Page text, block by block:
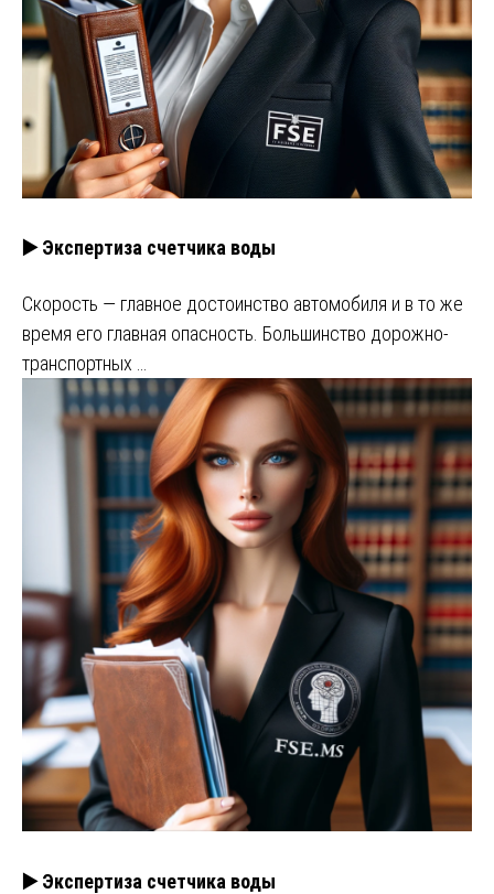
▶️ Экспертиза счетчика воды
Скорость — главное достоинство автомобиля и в то же
время его главная опасность. Большинство дорожно-
транспортных …
▶️ Экспертиза счетчика воды